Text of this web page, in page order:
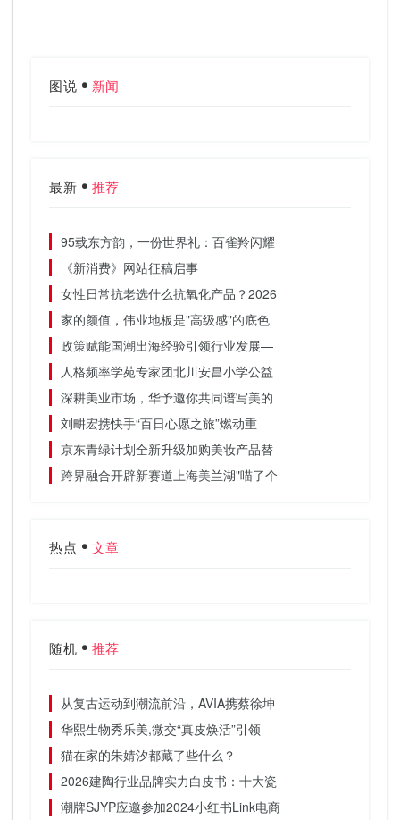
图说 新闻
最新 推荐
95载东方韵，一份世界礼：百雀羚闪耀
《新消费》网站征稿启事
女性日常抗老选什么抗氧化产品？2026
家的颜值，伟业地板是"高级感"的底色
政策赋能国潮出海经验引领行业发展—
人格频率学苑专家团北川安昌小学公益
深耕美业市场，华予邀你共同谱写美的
刘畊宏携快手“百日心愿之旅”燃动重
京东青绿计划全新升级加购美妆产品替
跨界融合开辟新赛道上海美兰湖"喵了个
热点 文章
随机 推荐
从复古运动到潮流前沿，AVIA携蔡徐坤
华熙生物秀乐美,微交“真皮焕活”引领
猫在家的朱婧汐都藏了些什么？
2026建陶行业品牌实力白皮书：十大瓷
潮牌SJYP应邀参加2024小红书Link电商